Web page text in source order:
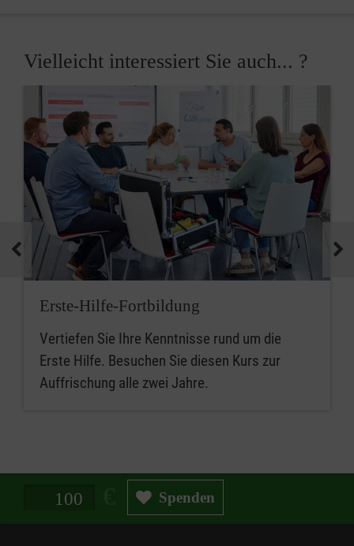
Vielleicht interessiert Sie auch... ?
Erste-Hilfe-Fortbildung
Vertiefen Sie Ihre Kenntnisse rund um die
Erste Hilfe. Besuchen Sie diesen Kurs zur
Auffrischung alle zwei Jahre.
Spendenbetrag in Euro Spenden